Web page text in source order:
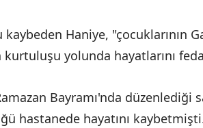
kaybeden Haniye, "çocuklarının
kurtuluşu yolunda hayatlarını
Bayramı'nda düzenlediği
hastanede hayatını